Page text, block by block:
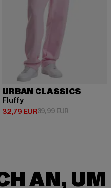
EUR
URBAN CLASSICS
Fluffy
32,79 EUR
Derzeitiger Preis: 32,79 EUR
39,99 EURAktionspreis:
AN, UM